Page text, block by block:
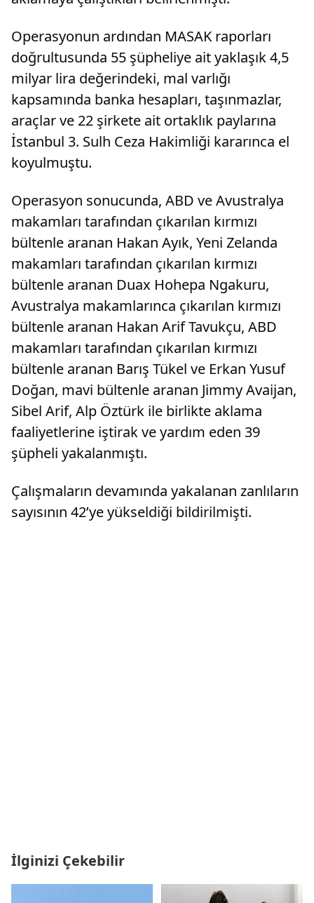
Operasyonun ardından MASAK raporları
doğrultusunda 55 şüpheliye ait yaklaşık 4,5
milyar lira değerindeki, mal varlığı
kapsamında banka hesapları, taşınmazlar,
araçlar ve 22 şirkete ait ortaklık paylarına
İstanbul 3. Sulh Ceza Hakimliği kararınca el
koyulmuştu.
Operasyon sonucunda, ABD ve Avustralya
makamları tarafından çıkarılan kırmızı
bültenle aranan Hakan Ayık, Yeni Zelanda
makamları tarafından çıkarılan kırmızı
bültenle aranan Duax Hohepa Ngakuru,
Avustralya makamlarınca çıkarılan kırmızı
bültenle aranan Hakan Arif Tavukçu, ABD
makamları tarafından çıkarılan kırmızı
bültenle aranan Barış Tükel ve Erkan Yusuf
Doğan, mavi bültenle aranan Jimmy Avaijan,
Sibel Arif, Alp Öztürk ile birlikte aklama
faaliyetlerine iştirak ve yardım eden 39
şüpheli yakalanmıştı.
Çalışmaların devamında yakalanan zanlıların
sayısının 42’ye yükseldiği bildirilmişti.
İlginizi Çekebilir